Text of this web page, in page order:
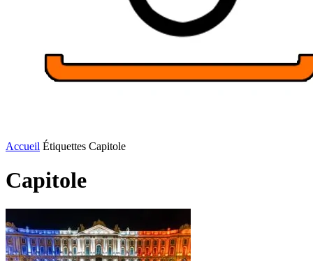
Accueil Étiquettes Capitole
Capitole